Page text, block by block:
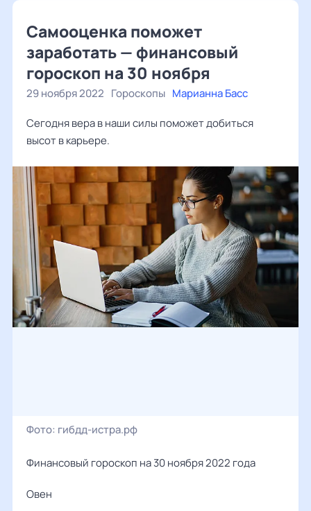
Самооценка поможет
заработать — финансовый
гороскоп на 30 ноября
29 ноября 2022 Гороскопы Марианна Басс
Сегодня вера в наши силы поможет добиться
высот в карьере.
Фото: гибдд-истра.рф
Финансовый гороскоп на 30 ноября 2022 года
Овен ‌‌